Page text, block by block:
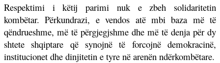
Respektimi i këtij parimi nuk e zbeh solidaritetin
kombëtar. Përkundrazi, e vendos atë mbi baza më të
qëndrueshme, më të përgjegjshme dhe më të denja për dy
shtete shqiptare që synojnë të forcojnë demokracinë,
institucionet dhe dinjitetin e tyre në arenën ndërkombëtare.